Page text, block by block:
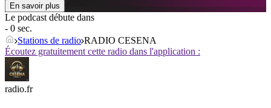
En savoir plus
Le podcast débute dans
- 0 sec.
Stations de radio RADIO CESENA
Écoutez gratuitement cette radio dans l'application :
radio.fr